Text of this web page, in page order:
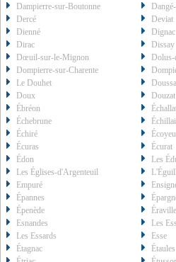
Dampierre-sur-Boutonne
Dercé
Deviat
Dienné
Dignac
Dirac
Dissay
Dœuil-sur-le-Mignon
Dompierre-sur-Charente
Le Douhet
Doux
Douzat
Ébréon
Échebrune
Échiré
Écuras
Écurat
Édon
Les
Les Églises-d'Argenteuil
Empuré
Épannes
Épenède
Éraville
Esnandes
Les
Les Essards
Esse
Étagnac
Étaules